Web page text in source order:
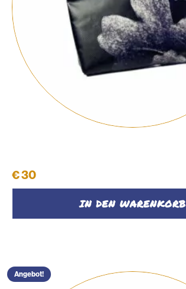
€30
IN DEN WARENKORB
Angebot!